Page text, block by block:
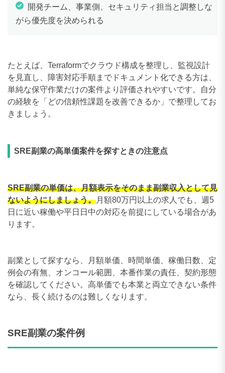
210〜219万円
240〜249万円 0件
250〜259万円 0件
260〜269万円
300〜309万円 0件
開発チーム、事業側、セキュリティ担当と調整しな
がら優先度を決められる
たとえば、Terraformでクラウド構成を整理し、監視設計
を見直し、障害対応手順までドキュメント化できる方は、
単純な保守作業だけの案件より評価されやすいです。自分
の経験を「どの信頼性課題を改善できるか」で整理してお
きましょう。
SRE副業の高単価案件を探すときの注意点
SRE副業の単価は、月額表示をそのまま副業収入として見
ないようにしましょう。月額80万円以上の求人でも、週5
日に近い稼働や平日日中の対応を前提にしている場合があ
ります。
副業として探すなら、月額単価、時間単価、稼働日数、定
例会の有無、オンコール範囲、本番作業の責任、契約形態
を確認してください。高単価でも本業と両立できない条件
なら、長く続けるのは難しくなります。
SRE副業の案件例